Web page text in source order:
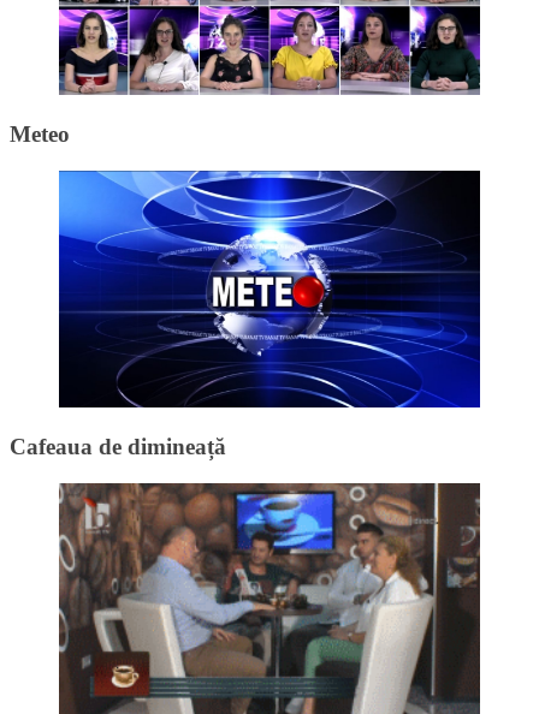
Meteo
Cafeaua de dimineață